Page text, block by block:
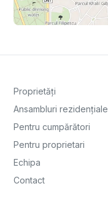
Proprietăți
Ansambluri rezidențiale
Pentru cumpărători
Pentru proprietari
Echipa
Contact